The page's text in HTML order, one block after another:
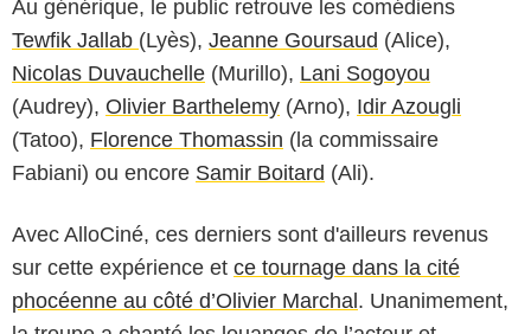
Au générique, le public retrouve les comédiens
Tewfik Jallab (Lyès), Jeanne Goursaud (Alice),
Nicolas Duvauchelle (Murillo), Lani Sogoyou
(Audrey), Olivier Barthelemy (Arno), Idir Azougli
(Tatoo), Florence Thomassin (la commissaire
Fabiani) ou encore Samir Boitard (Ali).
Avec AlloCiné, ces derniers sont d'ailleurs revenus
sur cette expérience et ce tournage dans la cité
phocéenne au côté d’Olivier Marchal. Unanimement,